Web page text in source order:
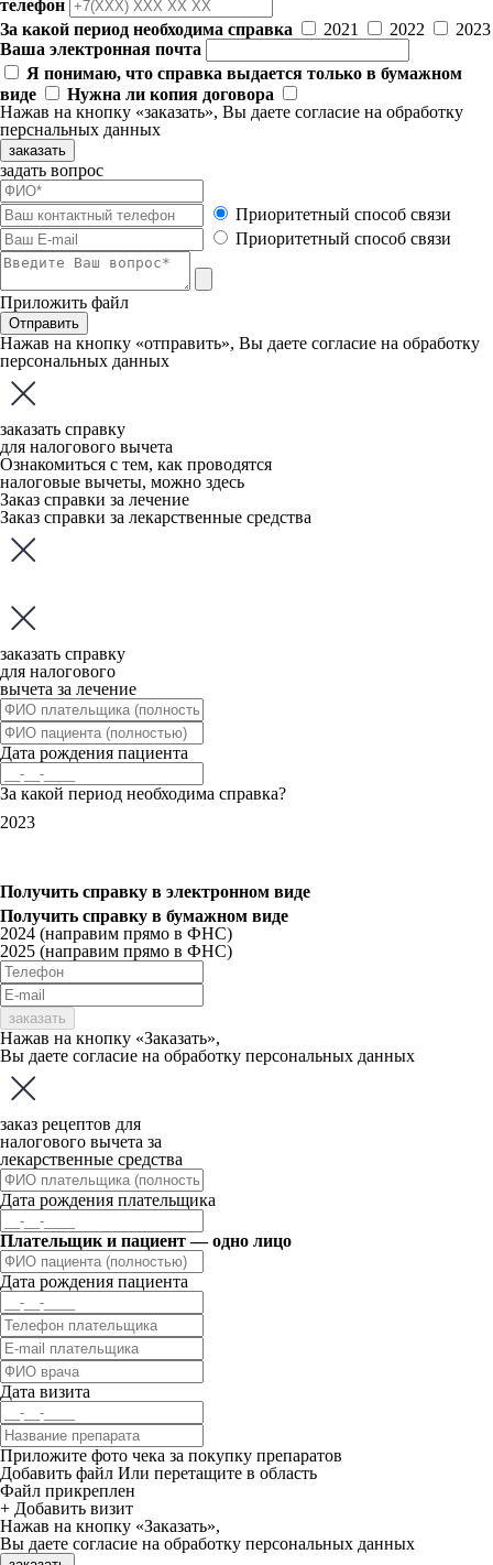
телефон
За какой период необходима справка
2021 2022
2023
Ваша электронная почта
Я понимаю, что справка выдается только в бумажном
виде
Нужна ли копия договора
Нажав на кнопку «заказать», Вы даете согласие на обработку
перснальных данных
заказать
задать вопрос
Приоритетный способ связи
Приоритетный способ связи
Приложить файл
Отправить
Нажав на кнопку «отправить», Вы даете согласие на обработку
персональных данных
заказать справку
для налогового вычета
Ознакомиться с тем, как проводятся
налоговые вычеты, можно здесь
Заказ справки за лечение
Заказ справки за лекарственные средства
заказать справку
для налогового
вычета за лечение
Дата рождения пациента
За какой период необходима справка?
2023
Получить справку в электронном виде
Получить справку в бумажном виде
2024 (направим прямо в ФНС)
2025 (направим прямо в ФНС)
заказать
Нажав на кнопку «Заказать»,
Вы даете согласие на обработку персональных данных
заказ рецептов для
налогового вычета за
лекарственные средства
Дата рождения плательщика
Плательщик и пациент — одно лицо
Дата рождения пациента
Дата визита
Приложите фото чека за покупку препаратов
Добавить файл Или перетащите в область
Файл прикреплен
+ Добавить визит
Нажав на кнопку «Заказать»,
Вы даете согласие на обработку персональных данных